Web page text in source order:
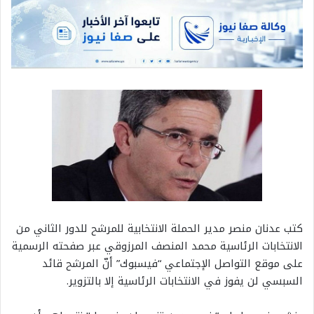
كتب عدنان منصر مدير الحملة الانتخابية للمرشح للدور الثاني من
الانتخابات الرئاسية محمد المنصف المرزوقي عبر صفحته الرسمية
على موقع التواصل الإجتماعي “فيسبوك” أنّ المرشح قائد
السبسي لن يفوز في الانتخابات الرئاسية إلا بالتزوير.